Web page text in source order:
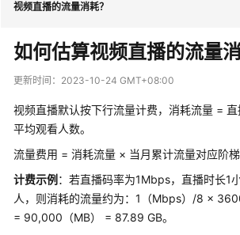
最
新
动
服
公
告
产
视频直播的流量消耗？
如何估算视频直播的流量消
更新时间： 2023-10-24 GMT+08:00
视频直播默认按下行流量计费，消耗流量 =
平均观看人数。
流量费用 = 消耗流量 × 当月累计流量对应阶梯
计费示例 ：若直播码率为1Mbps，直播时长1
人，则消耗的流量约为：1（Mbps）/8 ×
= 90,000（MB） = 87.89 GB。